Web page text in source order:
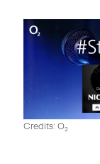
Credits: O2